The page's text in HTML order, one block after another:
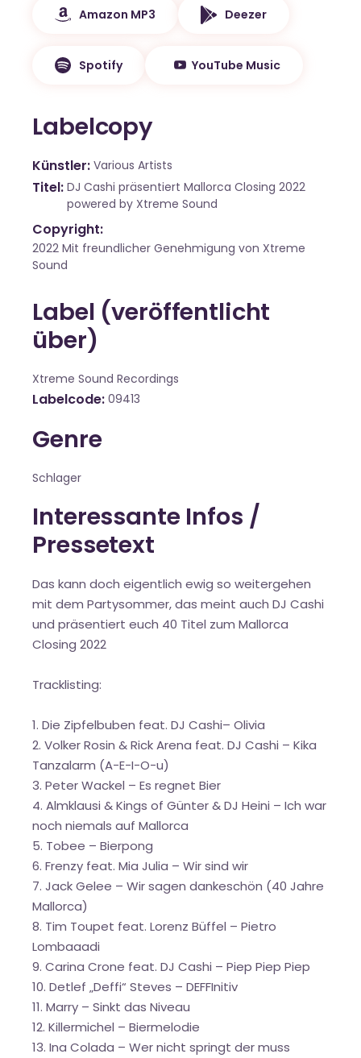
Amazon MP3 Deezer
Spotify YouTube Music
Labelcopy
Künstler Various Artists
Titel DJ Cashi präsentiert Mallorca Closing 2022
powered by Xtreme Sound
Copyright:
2022 Mit freundlicher Genehmigung von Xtreme
Sound
Label (veröffentlicht
über)
Xtreme Sound Recordings
Labelcode 09413
Genre
Schlager
Interessante Infos /
Pressetext
Das kann doch eigentlich ewig so weitergehen
mit dem Partysommer, das meint auch DJ Cashi
und präsentiert euch 40 Titel zum Mallorca
Closing 2022
Tracklisting:
1. Die Zipfelbuben feat. DJ Cashi– Olivia
2. Volker Rosin & Rick Arena feat. DJ Cashi – Kika
Tanzalarm (A-E-I-O-u)
3. Peter Wackel – Es regnet Bier
4. Almklausi & Kings of Günter & DJ Heini – Ich war
noch niemals auf Mallorca
5. Tobee – Bierpong
6. Frenzy feat. Mia Julia – Wir sind wir
7. Jack Gelee – Wir sagen dankeschön (40 Jahre
Mallorca)
8. Tim Toupet feat. Lorenz Büffel – Pietro
Lombaaadi
9. Carina Crone feat. DJ Cashi – Piep Piep Piep
10. Detlef „Deffi“ Steves – DEFFInitiv
11. Marry – Sinkt das Niveau
12. Killermichel – Biermelodie
13. Ina Colada – Wer nicht springt der muss